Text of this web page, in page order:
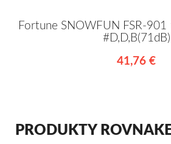
Fortune SNOWFUN FSR-901
#D,D,B(71dB)
41,76 €
PRODUKTY